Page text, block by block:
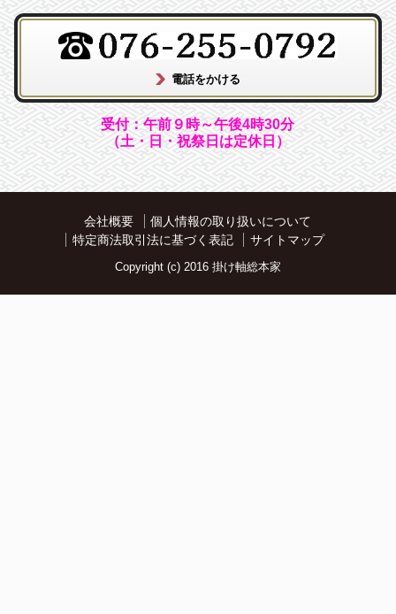
受付：午前９時～午後4時30分
（土・日・祝祭日は定休日）
会社概要
個人情報の取り扱いについて
特定商法取引法に基づく表記
サイトマップ
Copyright (c) 2016 掛け軸総本家